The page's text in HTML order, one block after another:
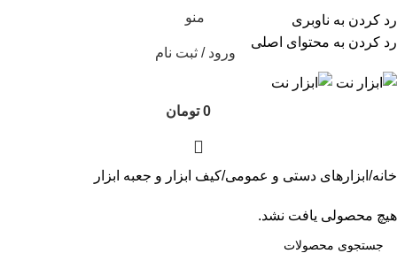
رد کردن به ناوبری
رد کردن به محتوای اصلی
منو
ورود / ثبت نام
0 تومان
خانه ابزارهای دستی و عمومی کیف ابزار و جعبه ابزار
هیچ محصولی یافت نشد.